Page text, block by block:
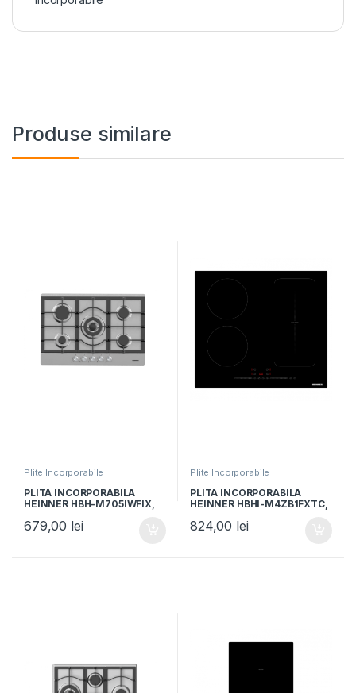
Produse similare
Plite Incorporabile
PLITA INCORPORABILA
HEINNER HBH-M705IWFIX,
75cm, Gratar fonta, Wok,
679,00 lei
Plite Incorporabile
PLITA INCORPORABILA
HEINNER HBHI-M4ZB1FXTC,
Latime 60cm, Bridge, Boost,
824,00 lei